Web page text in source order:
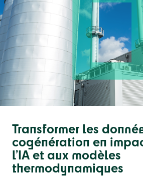
Transformer les
cogénération en
l’IA et aux modèles
thermodynamiques